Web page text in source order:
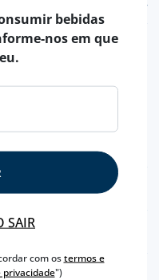
bebidas
nos em que
SAIR
com ostermos e
privacidade")